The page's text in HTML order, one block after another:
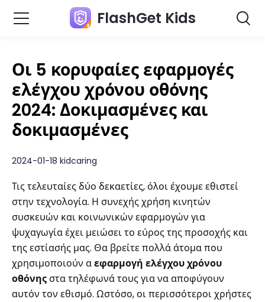
FlashGet Kids
Οι 5 κορυφαίες εφαρμογές
ελέγχου χρόνου οθόνης
2024: Δοκιμασμένες και
δοκιμασμένες
2024-01-18 kidcaring
Τις τελευταίες δύο δεκαετίες, όλοι έχουμε εθιστεί
στην τεχνολογία. Η συνεχής χρήση κινητών
συσκευών και κοινωνικών εφαρμογών για
ψυχαγωγία έχει μειώσει το εύρος της προσοχής και
της εστίασής μας. Θα βρείτε πολλά άτομα που
χρησιμοποιούν αεφαρμογή ελέγχου χρόνου
οθόνηςστα τηλέφωνά τους για να αποφύγουν
αυτόν τον εθισμό. Ωστόσο, οι περισσότεροι χρήστες